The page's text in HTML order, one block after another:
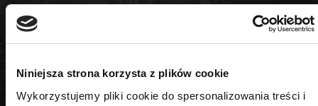
Niniejsza strona korzysta z plików cookie
Wykorzystujemy pliki cookie do spersonalizowania treści i
Długość
Izolacja